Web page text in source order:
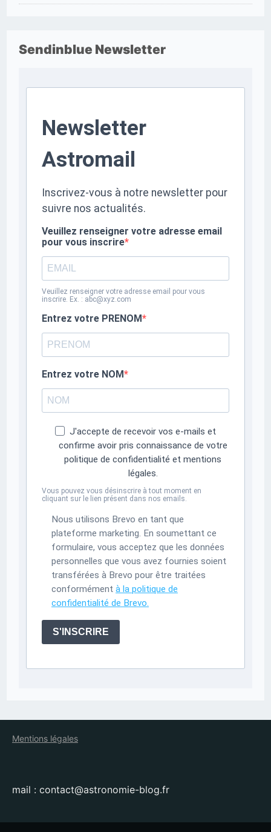
Sendinblue Newsletter
Newsletter
Astromail
Inscrivez-vous à notre newsletter pour
suivre nos actualités.
Veuillez renseigner votre adresse email
pour vous inscrire
Veuillez renseigner votre adresse email pour vous
inscrire. Ex. : abc@xyz.com
Entrez votre PRENOM
Entrez votre NOM
J'accepte de recevoir vos e-mails et
confirme avoir pris connaissance de votre
politique de confidentialité et mentions
légales.
Vous pouvez vous désinscrire à tout moment en
cliquant sur le lien présent dans nos emails.
Nous utilisons Brevo en tant que
plateforme marketing. En soumettant ce
formulaire, vous acceptez que les données
personnelles que vous avez fournies soient
transférées à Brevo pour être traitées
conformément à la politique de
confidentialité de Brevo.
S'INSCRIRE
Mentions légales
mail : contact@astronomie-blog.fr